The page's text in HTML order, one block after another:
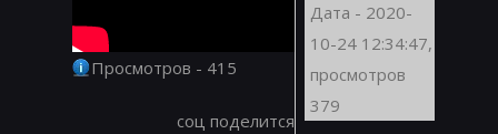
Просмотров - 415
соц поделится
Дата - 2020-
10-24 12:34:47,
просмотров
379